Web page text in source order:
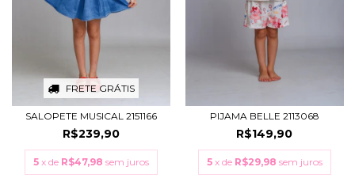
FRETE GRÁTIS
SALOPETE MUSICAL 2151166
R$239,90
5 x de R$47,98 sem juros
PIJAMA BELLE 2113068
R$149,90
5 x de R$29,98 sem juros